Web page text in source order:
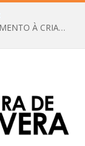
CHAMAMENTO PÚBLICO Nº 01/2026 – FOMENTO À CRIAÇÃO E A CIRCULAÇÃO DE PRODUÇÕES CULTURAIS – Aldir Blanc